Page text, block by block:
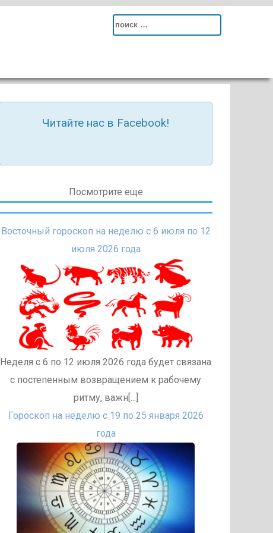
Search
Читайте нас в Facebook!
Посмотрите еще
Восточный гороскоп на неделю с 6 июля по 12
июля 2026 года
Неделя с 6 по 12 июля 2026 года будет связана
с постепенным возвращением к рабочему
ритму, важн[...]
Гороскоп на неделю с 19 по 25 января 2026
года